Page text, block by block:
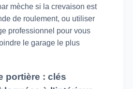
mèche si la crevaison est
de roulement, ou utiliser
professionnel pour vous
le garage le plus
portière : clés